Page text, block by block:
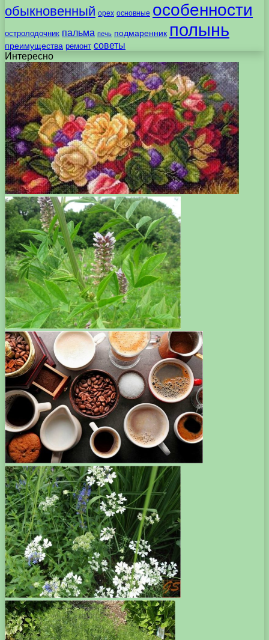
обыкновенный орех основные особенности
остролодочник пальма печь подмаренник полынь
преимущества ремонт советы
Интересно